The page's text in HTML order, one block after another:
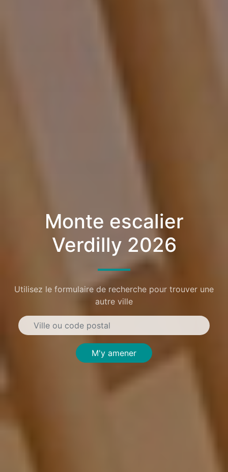
Monte escalier
Verdilly 2026
Utilisez le formulaire de recherche pour trouver une
autre ville
M'y amener